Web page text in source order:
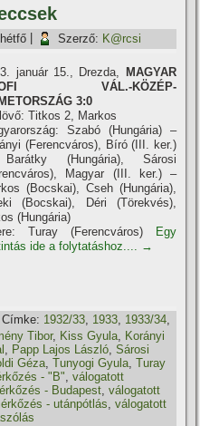
Szerző: K@rcsi
január 15., Drezda,
MAGYAR
VÁL.-KÖZÉP-
3:0
Titkos 2, Markos
Szabó (Hungária) –
(Ferencváros), Bí­ró (III. ker.)
(Hungária), Sárosi
Magyar (III. ker.) –
(Bocskai), Cseh (Hungária),
(Bocskai), Déri (Törekvés),
(Hungária)
Turay (Ferencváros)
Egy
ide a folytatáshoz.... →
Címke: 1932/33, 1933, 1933/34,
Tibor, Kiss Gyula
Korányi
Papp Lajos László ,Sárosi
Géza ,Tunyogi Gyula ,Turay
- "B" ,válogatott
- Budapest ,válogatott
- utánpótlás ,válogatott